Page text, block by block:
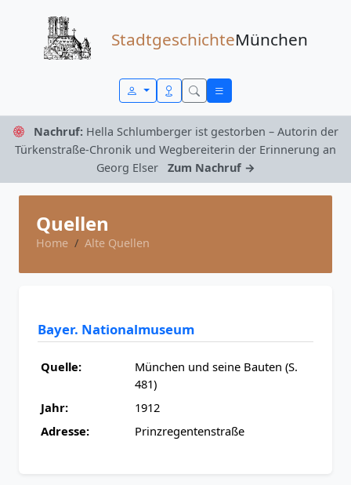
StadtgeschichteMünchen
Nachruf: Hella Schlumberger ist gestorben – Autorin der
Türkenstraße-Chronik und Wegbereiterin der Erinnerung an
Georg Elser
Zum Nachruf →
Quellen
Home Alte Quellen
Bayer. Nationalmuseum
Quelle:
München und seine Bauten (S.
481)
Jahr:
1912
Adresse:
Prinzregentenstraße